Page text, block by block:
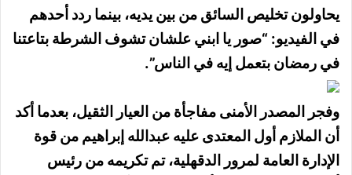
يحاولون تخليص السائق من بين يديه، بينما ردد أحدهم
في الفيديو: “صور يا ابني علشان تشوف الشرطة بتاعتنا
في رمضان بتعمل إيه في الناس”.
وفجر المصدر الأمنى مفاجأة من العيار الثقيل، بعدما أكد
أن الملازم أول المعتدى عليه عبدالله إبراهيم من قوة
الإدارة العامة لمرور الدقهلية، تم تكريمه من رئيس